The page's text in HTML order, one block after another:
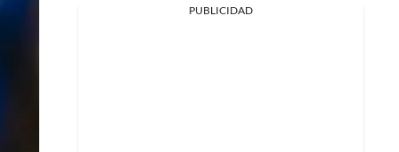
PUBLICIDAD